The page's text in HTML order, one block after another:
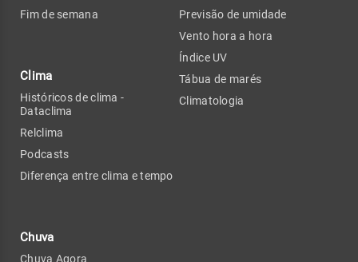
Fim de semana
Clima
Históricos de clima -
Dataclima
Relclima
Podcasts
Diferença entre clima e tempo
Chuva
Chuva Agora
Previsão de umidade
Vento hora a hora
Índice UV
Tábua de marés
Climatologia